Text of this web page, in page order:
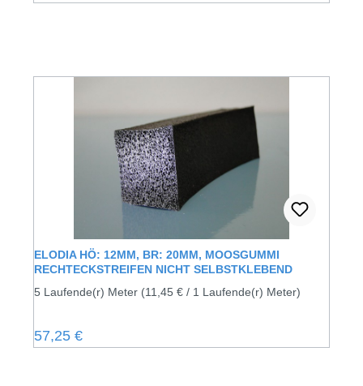
ELODIA HÖ: 12MM, BR: 20MM, MOOSGUMMI
RECHTECKSTREIFEN NICHT SELBSTKLEBEND
5 Laufende(r) Meter (11,45 € / 1 Laufende(r) Meter)
Regulärer Preis:
57,25 €